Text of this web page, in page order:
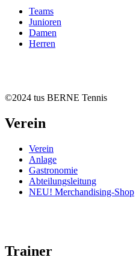
Teams
Junioren
Damen
Herren
©2024 tus BERNE Tennis
Verein
Verein
Anlage
Gastronomie
Abteilungsleitung
NEU! Merchandising-Shop
Trainer